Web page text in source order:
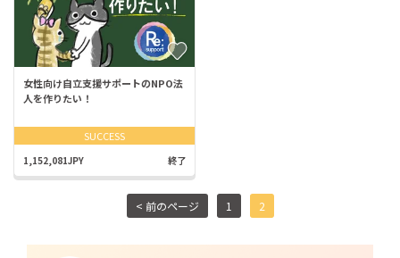
女性向け自立支援サポートのNPO法
人を作りたい！
SUCCESS
1,152,081JPY 終了
< 前のページ 1 2